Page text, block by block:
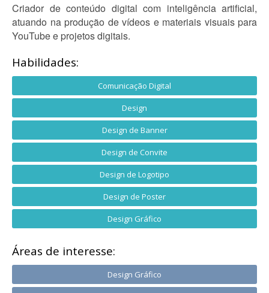
Criador de conteúdo digital com inteligência artificial,
atuando na produção de vídeos e materiais visuais para
YouTube e projetos digitais.
Habilidades:
Comunicação Digital
Design
Design de Banner
Design de Convite
Design de Logotipo
Design de Poster
Design Gráfico
Áreas de interesse:
Design Gráfico